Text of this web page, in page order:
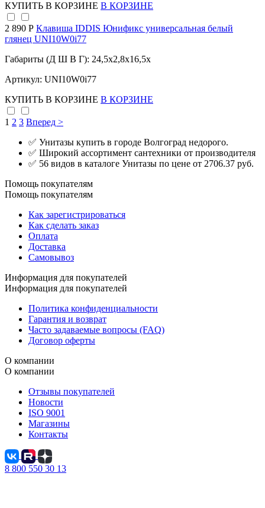
КУПИТЬ В КОРЗИНЕ В КОРЗИНЕ
2 890 Р Клавиша IDDIS Юнификс универсальная белый
глянец UNI10W0i77
Габариты (Д Ш В Г): 24,5x2,8x16,5x
Артикул: UNI10W0i77
КУПИТЬ В КОРЗИНЕ В КОРЗИНЕ
1 2 3 Вперед >
✅ Унитазы купить в городе Волгоград недорого.
✅ Широкий ассортимент сантехники от производителя
✅ 56 видов в каталоге Унитазы по цене от 2706.37 руб.
Помощь покупателям
Помощь покупателям
Как зарегистрироваться
Как сделать заказ
Оплата
Доставка
Самовывоз
Информация для покупателей
Информация для покупателей
Политика конфиденциальности
Гарантия и возврат
Часто задаваемые вопросы (FAQ)
Договор оферты
О компании
О компании
Отзывы покупателей
Новости
ISO 9001
Магазины
Контакты
8 800 550 30 13